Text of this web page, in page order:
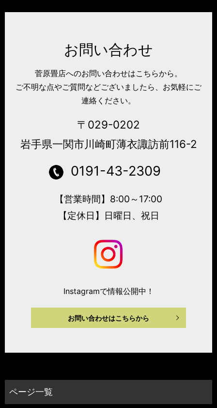
お問い合わせ
菅原畳店へのお問い合わせはこちらから。
ご不明な点やご質問などございましたら、お気軽にご
連絡ください。
〒029-0202
岩手県一関市川崎町薄衣諏訪前116-2
0191-43-2309
【営業時間】8:00～17:00
【定休日】日曜日、祝日
Instagramで情報公開中！
お問い合わせはこちらから